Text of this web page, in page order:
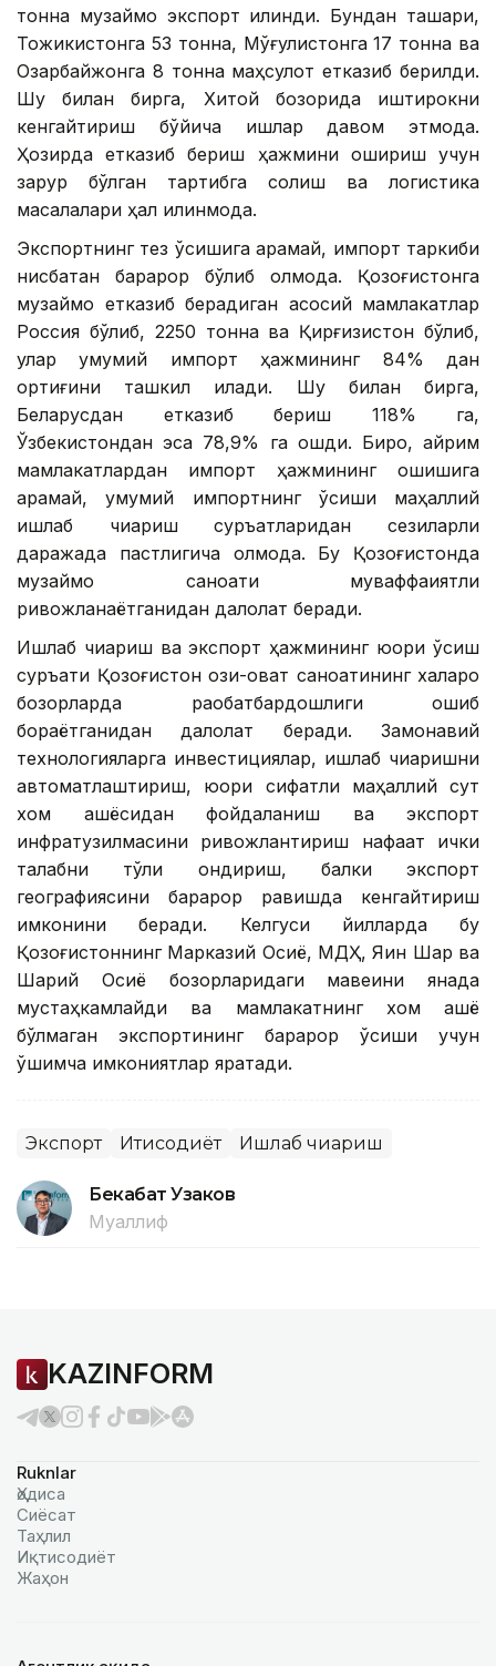
тонна музқаймоқ экспорт қилинди. Бундан ташқари,
Тожикистонга 53 тонна, Мўғулистонга 17 тонна ва
Озарбайжонга 8 тонна маҳсулот етказиб берилди.
Шу билан бирга, Хитой бозорида иштирокни
кенгайтириш бўйича ишлар давом этмоқда.
Ҳозирда етказиб бериш ҳажмини ошириш учун
зарур бўлган тартибга солиш ва логистика
масалалари ҳал қилинмоқда.
Экспортнинг тез ўсишига қарамай, импорт таркиби
нисбатан барқарор бўлиб қолмоқда. Қозоғистонга
музқаймоқ етказиб берадиган асосий мамлакатлар
Россия бўлиб, 2250 тонна ва Қирғизистон бўлиб,
улар умумий импорт ҳажмининг 84% дан
ортиғини ташкил қилади. Шу билан бирга,
Беларусдан етказиб бериш 118% га,
Ўзбекистондан эса 78,9% га ошди. Бироқ, айрим
мамлакатлардан импорт ҳажмининг ошишига
қарамай, умумий импортнинг ўсиши маҳаллий
ишлаб чиқариш суръатларидан сезиларли
даражада пастлигича қолмоқда. Бу Қозоғистонда
музқаймоқ саноати муваффақиятли
ривожланаётганидан далолат беради.
Ишлаб чиқариш ва экспорт ҳажмининг юқори ўсиш
суръати Қозоғистон озиқ-овқат саноатининг халқаро
бозорларда рақобатбардошлиги ошиб
бораётганидан далолат беради. Замонавий
технологияларга инвестициялар, ишлаб чиқаришни
автоматлаштириш, юқори сифатли маҳаллий сут
хом ашёсидан фойдаланиш ва экспорт
инфратузилмасини ривожлантириш нафақат ички
талабни тўлиқ қондириш, балки экспорт
географиясини барқарор равишда кенгайтириш
имконини беради. Келгуси йилларда бу
Қозоғистоннинг Марказий Осиё, МДҲ, Яқин Шарқ ва
Шарқий Осиё бозорларидаги мавқеини янада
мустаҳкамлайди ва мамлакатнинг хом ашё
бўлмаган экспортининг барқарор ўсиши учун
қўшимча имкониятлар яратади.
Экспорт Иқтисодиёт Ишлаб чиқариш
Бекабат Узаков
Муаллиф
KAZINFORM
Ruknlar
Ҳодиса
Сиёсат
Таҳлил
Иқтисодиёт
Жаҳон